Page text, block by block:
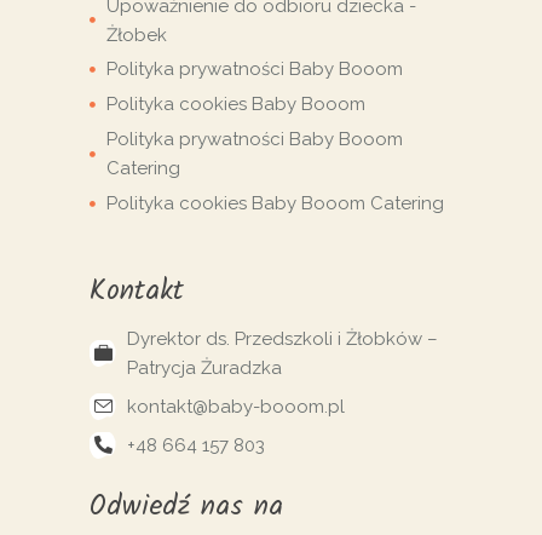
Upoważnienie do odbioru dziecka -
Żłobek
Polityka prywatności Baby Booom
Polityka cookies Baby Booom
Polityka prywatności Baby Booom
Catering
Polityka cookies Baby Booom Catering
Kontakt
Dyrektor ds. Przedszkoli i Żłobków –
Patrycja Żuradzka
kontakt@baby-booom.pl
+48 664 157 803
Odwiedź nas na